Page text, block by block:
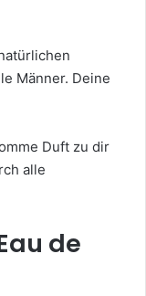
Männer. Deine
Duft zu dir
alle
de